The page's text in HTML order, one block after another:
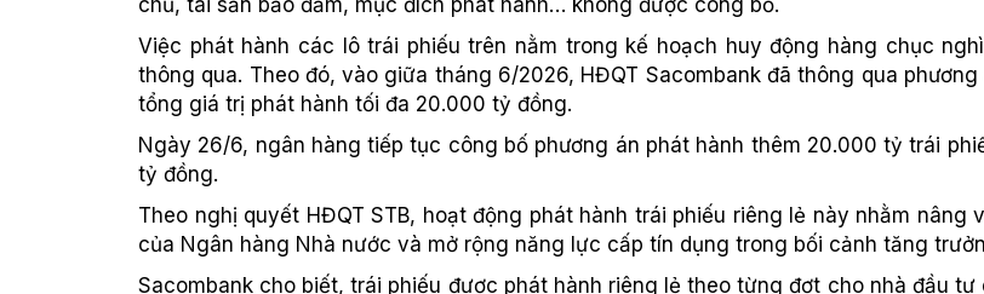
Việc phát hành các lô trái phiếu trên nằm trong kế hoạch huy động hàng chục
thông qua. Theo đó, vào giữa tháng 6/2026, HĐQT Sacombank đã thông qua
tổng giá trị phát hành tối đa 20.000 tỷ đồng.
Ngày 26/6, ngân hàng tiếp tục công bố phương án phát hành thêm 20.000 tỷ trái
tỷ đồng.
Theo nghị quyết HĐQT STB, hoạt động phát hành trái phiếu riêng lẻ này nhằm
của Ngân hàng Nhà nước và mở rộng năng lực cấp tín dụng trong bối cảnh tăng
Sacombank cho biết, trái phiếu được phát hành riêng lẻ theo từng đợt cho nhà đầu